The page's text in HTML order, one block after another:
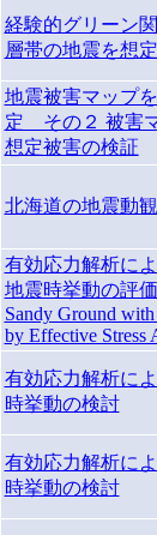
経験的グリーン
層帯の地震を想
地震被害マップ
定 その２ 被害
想定被害の検証
北海道の地震動
有効応力解析に
地震時挙動の評価
Sandy Ground
by Effective Stress
有効応力解析に
時挙動の検討
有効応力解析に
時挙動の検討